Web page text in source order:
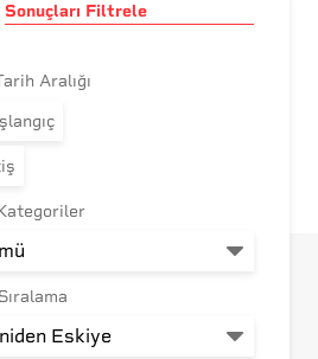
Sonuçları Filtrele
Aralığı
Sıralama